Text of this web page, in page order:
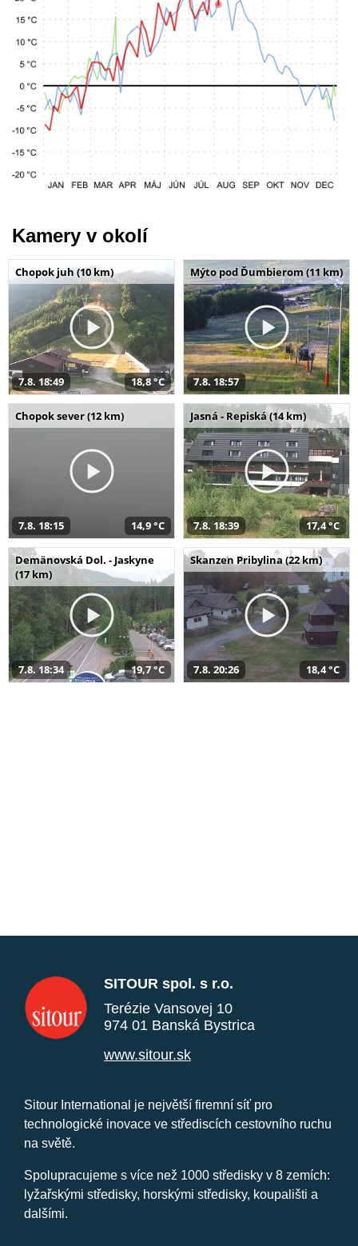
Kamery v okolí
Chopok juh (10 km)
7.8. 18:49 18,8 °C
Mýto pod Ďumbierom (11 km)
7.8. 18:57
Chopok sever (12 km)
7.8. 18:15 14,9 °C
Jasná - Repiská (14 km)
7.8. 18:39 17,4 °C
Demänovská Dol. - Jaskyne
(17 km)
7.8. 18:34 19,7 °C
Skanzen Pribylina (22 km)
7.8. 20:26 18,4 °C
SITOUR spol. s r.o.
Terézie Vansovej 10
974 01 Banská Bystrica
www.sitour.sk
Sitour International je největší firemní síť pro
technologické inovace ve střediscích cestovního ruchu
na světě.
Spolupracujeme s více než 1000 středisky v 8 zemích:
lyžařskými středisky, horskými středisky, koupališti a
dalšími.